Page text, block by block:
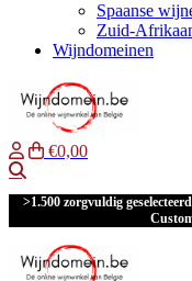
Spaanse
Zuid-
Wijndomeinen
€0,00
>1.500 zorgvuldig